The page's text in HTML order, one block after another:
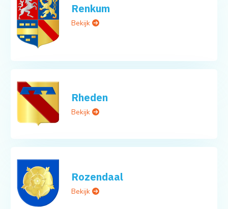
Renkum
Bekijk
Rheden
Bekijk
Rozendaal
Bekijk